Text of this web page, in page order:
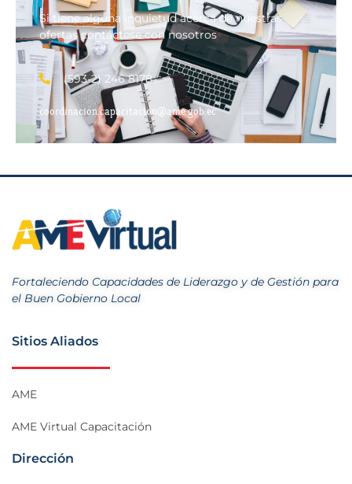
Si tiene alguna inquietud acerca de nuestras
ofertas contáctese con nosotros
(593-2) 246 8178
coordinacion.capacitacion@ame.gob.ec
Fortaleciendo Capacidades de Liderazgo y de Gestión para
el Buen Gobierno Local
Sitios Aliados
AME
AME Virtual Capacitación
Dirección